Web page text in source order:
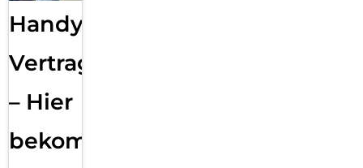
Handy
Vertragsabwicklung
– Hier
bekommst